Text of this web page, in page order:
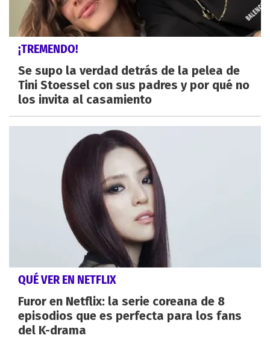
¡TREMENDO!
Se supo la verdad detrás de la pelea de
Tini Stoessel con sus padres y por qué no
los invita al casamiento
QUÉ VER EN NETFLIX
Furor en Netflix: la serie coreana de 8
episodios que es perfecta para los fans
del K-drama